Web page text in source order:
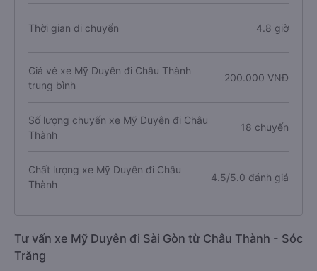
Thời gian di chuyển 4.8 giờ
Giá vé xe Mỹ Duyên đi Châu Thành
trung bình
200.000 VNĐ
Số lượng chuyến xe Mỹ Duyên đi Châu
Thành
18 chuyến
Chất lượng xe Mỹ Duyên đi Châu
Thành
4.5/5.0 đánh giá
Tư vấn xe Mỹ Duyên đi Sài Gòn từ Châu Thành - Sóc
Trăng